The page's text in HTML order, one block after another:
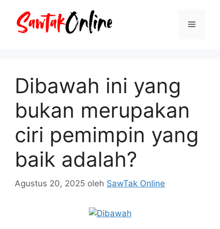
Menu
Dibawah ini yang
bukan merupakan
ciri pemimpin yang
baik adalah?
Agustus 20, 2025 oleh SawTak Online